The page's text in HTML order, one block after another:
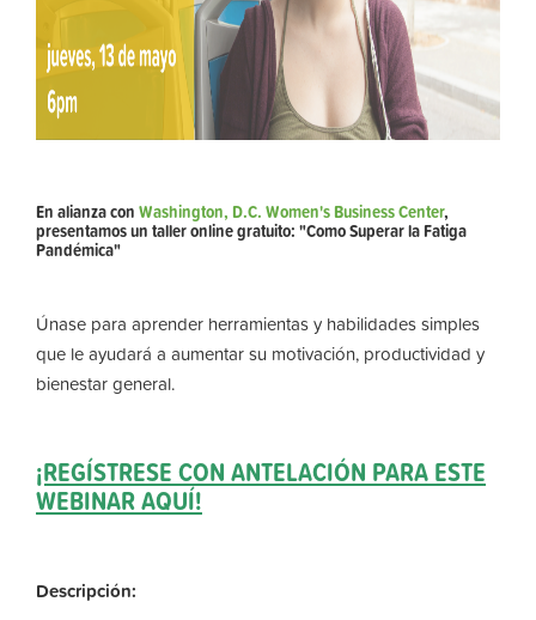
En alianza conWashington, D.C. Women's Business Center,
presentamos un taller online gratuito: "Como Superar la Fatiga
Pandémica"
Únase para aprender herramientas y habilidades simples
que le ayudará a aumentar su motivación, productividad y
bienestar general.
¡REGÍSTRESE CON ANTELACIÓN PARA ESTE
WEBINAR AQUÍ!
Descripción: